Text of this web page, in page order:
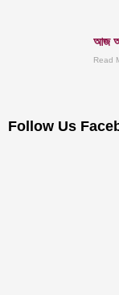
আজ
Read
Follow Us